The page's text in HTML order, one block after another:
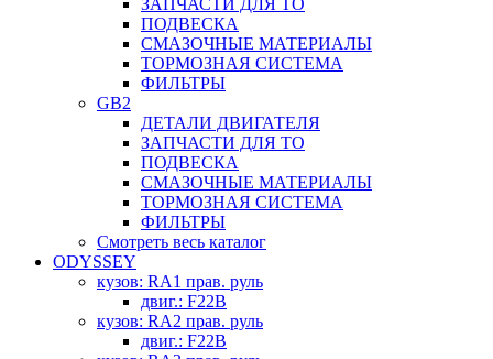
ЗАПЧАСТИ ДЛЯ ТО
ПОДВЕСКА
СМАЗОЧНЫЕ МАТЕРИАЛЫ
ТОРМОЗНАЯ СИСТЕМА
ФИЛЬТРЫ
GB2
ДЕТАЛИ ДВИГАТЕЛЯ
ЗАПЧАСТИ ДЛЯ ТО
ПОДВЕСКА
СМАЗОЧНЫЕ МАТЕРИАЛЫ
ТОРМОЗНАЯ СИСТЕМА
ФИЛЬТРЫ
Смотреть весь каталог
ODYSSEY
кузов: RA1 прав. руль
двиг.: F22B
кузов: RA2 прав. руль
двиг.: F22B